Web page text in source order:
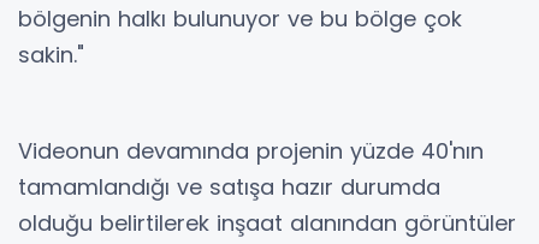
bölgenin halkı bulunuyor ve bu bölge çok
sakin."
Videonun devamında projenin yüzde 40'nın
tamamlandığı ve satışa hazır durumda
olduğu belirtilerek inşaat alanından görüntüler